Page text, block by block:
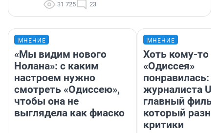
31 725 23
МНЕНИЕ
«Мы видим нового
Нолана»: с каким
настроем нужно
смотреть «Одиссею»,
чтобы она не
выглядела как фиаско
МНЕНИЕ
Хоть кому-то
«Одиссея»
понравилась:
журналиста
главный
который
критики